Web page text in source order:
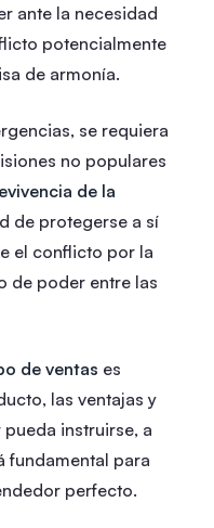
ante la necesidad
potencialmente
de armonía.
se requiera
no populares
de la
de protegerse a sí
el conflicto por la
de poder entre las
de ventas es
las ventajas y
instruirse, a
fundamental para
perfecto.